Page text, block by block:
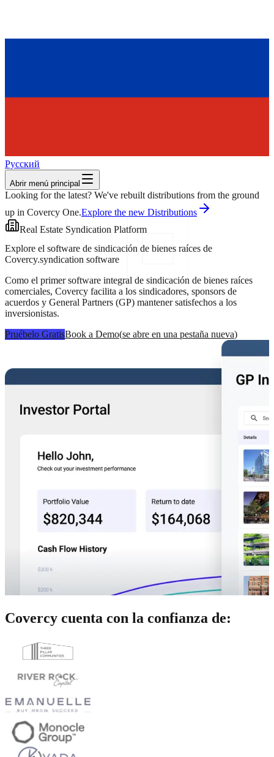
Русский
Abrir menú principal
Looking for the latest? We've rebuilt distributions from the ground
up in Covercy One.Explore the new Distributions
Real Estate Syndication Platform
Explore el software de sindicación de bienes raíces de
Covercy.syndication software
Como el primer software integral de sindicación de bienes raíces
comerciales, Covercy facilita a los sindicadores, sponsors de
acuerdos y General Partners (GP) mantener satisfechos a los
inversionistas.
Pruébelo GratisBook a Demo(se abre en una pestaña nueva)
Covercy cuenta con la confianza de: